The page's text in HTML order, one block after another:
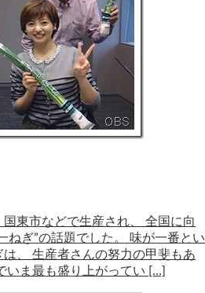
東市などで生産され、 全国に向
ねぎ”の話題でした。 味が一番とい
、 生産者さんの努力の甲斐もあ
いま最も盛り上がってい […]